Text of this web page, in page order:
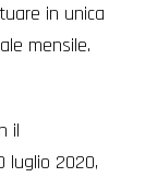
in unica
mensile.
il
luglio 2020,